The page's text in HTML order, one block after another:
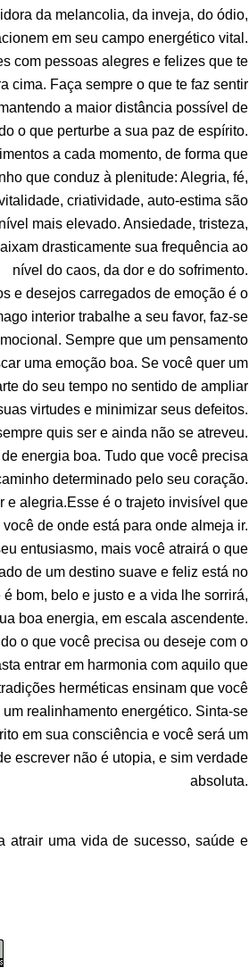
da melancolia, da inveja, do ódio,
em seu campo energético vital.
com pessoas alegres e felizes que te
cima. Faça sempre o que te faz sentir
a maior distância possível de
o que perturbe a sua paz de espírito.
a cada momento, de forma que
que conduz à plenitude: Alegria, fé,
criatividade, auto-estima são
mais elevado. Ansiedade, tristeza,
drasticamente sua frequência ao
nível do caos, da dor e do sofrimento.
e desejos carregados de emoção é o
interior trabalhe a seu favor, faz-se
Sempre que um pensamento
uma emoção boa. Se você quer um
do seu tempo no sentido de ampliar
virtudes e minimizar seus defeitos.
quis ser e ainda não se atreveu.
energia boa. Tudo que você precisa
determinado pelo seu coração.
e alegria.Esse é o trajeto invisível que
você de onde está para onde almeja ir.
entusiasmo, mais você atrairá o que
de um destino suave e feliz está no
bom, belo e justo e a vida lhe sorrirá,
boa energia, em escala ascendente.
o que você precisa ou deseje com o
entrar em harmonia com aquilo que
herméticas ensinam que você
realinhamento energético. Sinta-se
em sua consciência e você será um
escrever não é utopia, e sim verdade
absoluta.
atrair uma vida de sucesso, saúde e